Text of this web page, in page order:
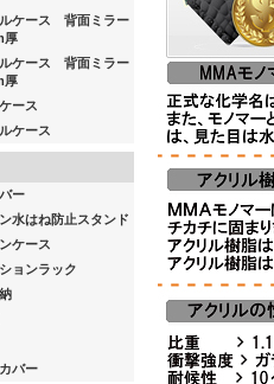
ケース 背面ミラー
厚
ケース 背面ミラー
厚
ース
ケース
ー
水はね防止スタンド
ケース
ョンラック
バー